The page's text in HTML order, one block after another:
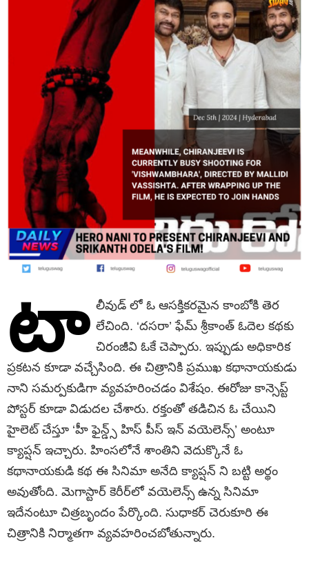
టా లీవుడ్ లో ఓ ఆసక్తిక‌ర‌మైన కాంబోకి తెర
లేచింది. ‘ద‌స‌రా’ ఫేమ్ శ్రీ‌కాంత్ ఓదెల క‌థ‌కు
చిరంజీవి ఓకే చెప్పారు. ఇప్పుడు అధికారిక
ప్ర‌క‌ట‌న కూడా వ‌చ్చేసింది. ఈ చిత్రానికి ప్ర‌ముఖ క‌థానాయ‌కుడు
నాని సమ‌ర్ప‌కుడిగా వ్య‌వ‌హ‌రించ‌డం విశేషం. ఈరోజు కాన్సెప్ట్
పోస్ట‌ర్ కూడా విడుదల చేశారు. ర‌క్తంతో త‌డిచిన ఓ చేయిని
హైలెట్ చేస్తూ ‘హీ ఫైన్డ్స్ హిస్ పీస్ ఇన్ వ‌యెలెన్స్‌’ అంటూ
క్యాప్ష‌న్ ఇచ్చారు. హింస‌లోనే శాంతిని వెదుక్కొనే ఓ
క‌థానాయ‌కుడి క‌థ ఈ సినిమా అనేది క్యాప్ష‌న్ ని బ‌ట్టి అర్థం
అవుతోంది. మెగాస్టార్ కెరీర్‌లో వ‌యెలెన్స్ ఉన్న సినిమా
ఇదేనంటూ చిత్ర‌బృందం పేర్కొంది. సుధాక‌ర్ చెరుకూరి ఈ
చిత్రానికి నిర్మాత‌గా వ్య‌వ‌హ‌రించ‌బోతున్నారు.